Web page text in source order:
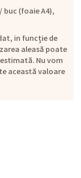
buc (foaie A4),
in funcție de
aleasă poate
Nu vom
această valoare